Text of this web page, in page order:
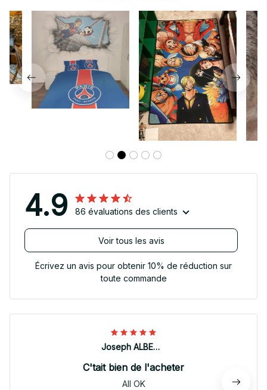
4.9 86 évaluations des clients
Voir tous les avis
Écrivez un avis pour obtenir 10% de réduction sur
toute commande
Joseph ALBERTINI
C'tait bien de l'acheter
All OK